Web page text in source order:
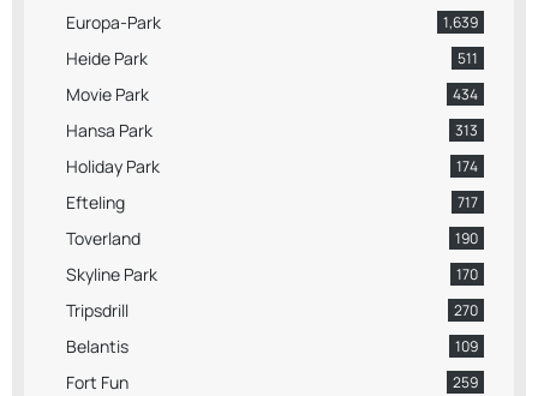
Europa-Park 1,639
Heide Park 511
Movie Park 434
Hansa Park 313
Holiday Park 174
Efteling 717
Toverland 190
Skyline Park 170
Tripsdrill 270
Belantis 109
Fort Fun 259